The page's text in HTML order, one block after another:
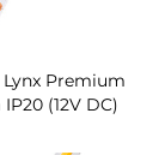
Premium
(12V DC)